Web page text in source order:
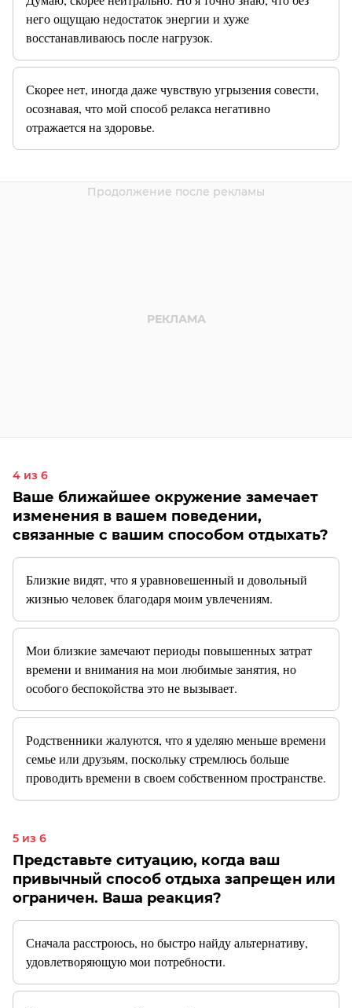
него ощущаю недостаток энергии и хуже
восстанавливаюсь после нагрузок.
Скорее нет, иногда даже чувствую угрызения совести,
осознавая, что мой способ релакса негативно
отражается на здоровье.
4 из 6
Ваше ближайшее окружение замечает
изменения в вашем поведении,
связанные с вашим способом отдыхать?
Близкие видят, что я уравновешенный и довольный
жизнью человек благодаря моим увлечениям.
Мои близкие замечают периоды повышенных затрат
времени и внимания на мои любимые занятия, но
особого беспокойства это не вызывает.
Родственники жалуются, что я уделяю меньше времени
семье или друзьям, поскольку стремлюсь больше
проводить времени в своем собственном пространстве.
5 из 6
Представьте ситуацию, когда ваш
привычный способ отдыха запрещен или
ограничен. Ваша реакция?
Сначала расстроюсь, но быстро найду альтернативу,
удовлетворяющую мои потребности.